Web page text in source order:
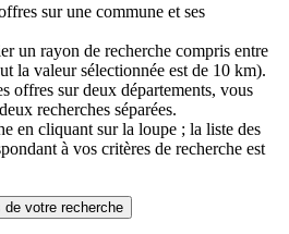
sur une commune et ses
un rayon de recherche compris entre
la valeur sélectionnée est de 10 km).
offres sur deux départements, vous
recherches séparées.
en cliquant sur la loupe ; la liste des
à vos critères de recherche est
votre recherche